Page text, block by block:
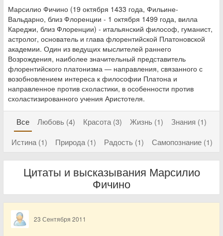
Марсилио Фичино (19 октября 1433 года, Фильине-
Вальдарно, близ Флоренции - 1 октября 1499 года, вилла
Кареджи, близ Флоренции) - итальянский философ, гуманист,
астролог, основатель и глава флорентийской Платоновской
академии. Один из ведущих мыслителей раннего
Возрождения, наиболее значительный представитель
флорентийского платонизма — направления, связанного с
возобновлением интереса к философии Платона и
направленное против схоластики, в особенности против
схоластизированного учения Аристотеля.
Все Любовь (4) Красота (3) Жизнь (1)
Знания (1)
Истина (1)
Природа (1) Радость (1) Самопознание (1)
Цитаты и высказывания Марсилио
Фичино
23 Сентября 2011